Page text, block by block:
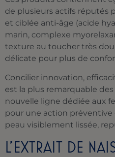
de plusieurs actifs réputés
et ciblée anti-âge (acide
marin, complexe
texture au toucher très
délicate pour plus de
Concilier innovation,
est la plus remarquable
nouvelle ligne dédiée aux
pour une action préventive
peau visiblement lissée,
L’EXTRAIT DE